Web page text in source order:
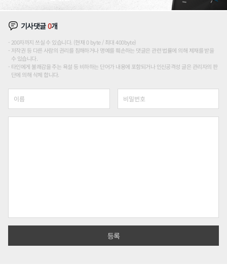
기사댓글0개
200자까지 쓰실 수 있습니다. (현재 0 byte / 최대 400byte)
저작권 등 다른 사람의 권리를 침해하거나 명예를 훼손하는 댓글은 관련 법률에 의해 제재를 받을
수 있습니다.
타인에게 불쾌감을 주는 욕설 등 비하하는 단어가 내용에 포함되거나 인신공격성 글은 관리자의 판
단에 의해 삭제 합니다.